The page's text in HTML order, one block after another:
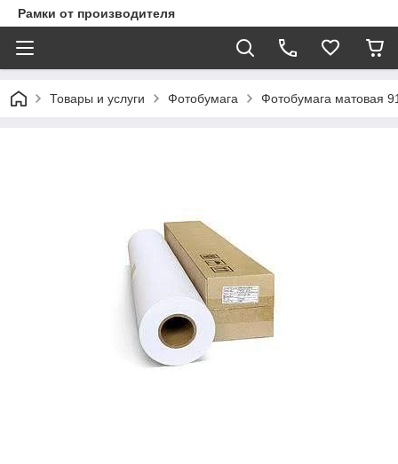
Рамки от производителя
Товары и услуги Фотобумага Фотобумага матовая